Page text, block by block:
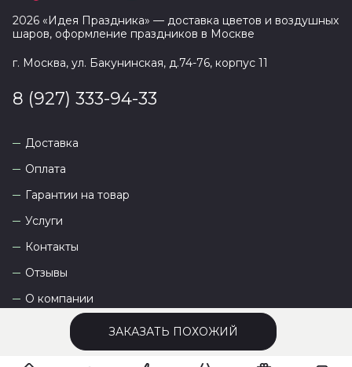
ЗАКАЗАТЬ ПОХОЖИЙ
2026 «Идея Праздника» — доставка цветов и воздушных
шаров, оформление праздников в Москве
г. Москва, ул. Бакунинская, д.74-76, корпус 11
8 (927) 333-94-33
Доставка
Оплата
Гарантии на товар
Услуги
Контакты
Отзывы
О компании